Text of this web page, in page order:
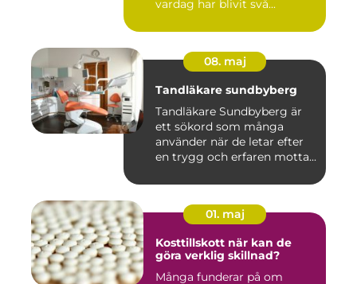
vardag har blivit svå...
08. maj
Tandläkare sundbyberg
Tandläkare Sundbyberg är
ett sökord som många
använder när de letar efter
en trygg och erfaren motta...
01. maj
Kosttillskott när kan de
göra verklig skillnad?
Många funderar på om